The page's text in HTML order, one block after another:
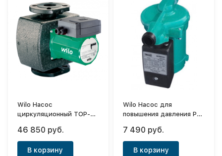
Wilo Насос
циркуляционный TOP-S
46 850 руб.
В корзину
Wilo Насос для
повышения давления PB-
7 490 руб.
В корзину